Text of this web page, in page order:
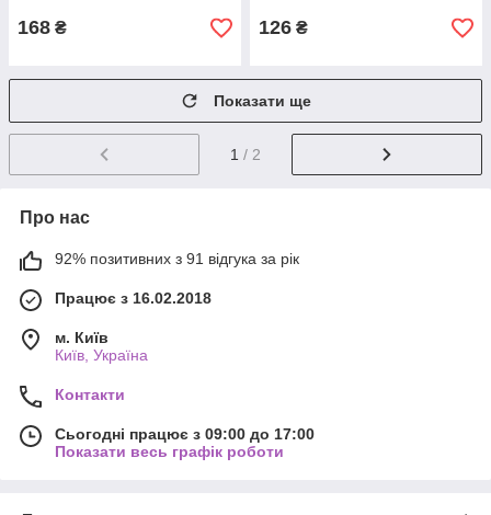
168 ₴ 126 ₴
Показати ще
1 / 2
Про нас
92% позитивних з 91 відгука за рік
Працює з 16.02.2018
м. Київ
Київ, Україна
Контакти
Сьогодні працює з 09:00 до 17:00
Показати весь графік роботи